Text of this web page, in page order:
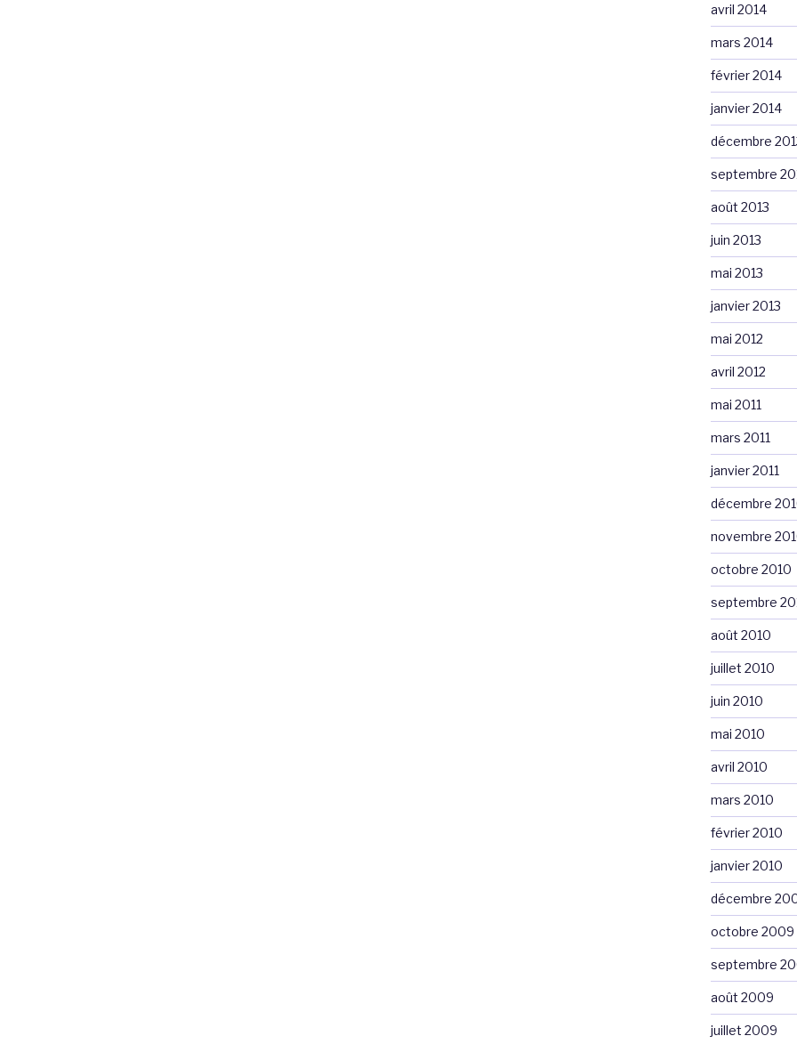
avril 2014
mars 2014
février 2014
janvier 2014
décembre
septembre
août 2013
juin 2013
mai 2013
janvier 2013
mai 2012
avril 2012
mai 2011
mars 2011
janvier 2011
décembre
novembre
octobre 2010
septembre
août 2010
juillet 2010
juin 2010
mai 2010
avril 2010
mars 2010
février 2010
janvier 2010
décembre
octobre 2009
septembre
août 2009
juillet 2009